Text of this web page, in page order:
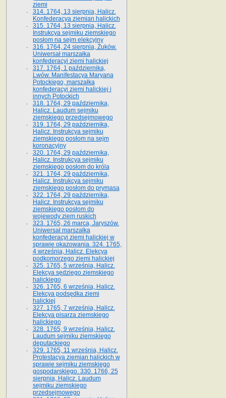
ziemi
314. 1764, 13 sierpnia, Halicz.
Konfederacya ziemian halickich
315. 1764, 13 sierpnia, Halicz.
Instrukcya sejmiku ziemskiego
posłom na sejm elekcyjny
316. 1764, 24 sierpnia, Żuków.
Uniwersał marszałka
konfederacyi ziemi halickiej
317. 1764, 1 października,
Lwów. Manifestacya Maryana
Potockiego, marszałka
konfederacyi ziemi halickiej i
innych Potockich
318. 1764, 29 października,
Halicz. Laudum sejmiku
ziemskiego przedsejmowego
319. 1764, 29 października,
Halicz. Instrukcya sejmiku
ziemskiego posłom na sejm
koronacyjny
320. 1764, 29 października,
Halicz. Instrukcya sejmiku
ziemskiego posłom do króla
321. 1764, 29 października,
Halicz. Instrukcya sejmiku
ziemskiego posłom do prymasa
322. 1764, 29 października,
Halicz. Instrukcya sejmiku
ziemskiego posłom do
wojewody ziem ruskich
323. 1765, 26 marca, Jaryszów.
Uniwersał marszałka
konfederacyi ziemi halickiej w
sprawie okazowania. 324. 1765,
4 września, Halicz. Elekcya
podkomorzego ziemi halickiej
325. 1765, 5 września, Halicz.
Elekcya sędziego ziemskiego
halickiego
326. 1765, 6 września, Halicz.
Elekcya podsędka ziemi
halickiej
327. 1765, 7 września, Halicz.
Elekcya pisarza ziemskiego
halickiego
328. 1765, 9 września, Halicz.
Laudum sejmiku ziemskiego
deputackiego
329. 1765, 11 września, Halicz.
Protestacya ziemian halickich w
sprawie sejmiku ziemskiego
gospodarskiego. 330. 1766, 25
sierpnia, Halicz. Laudum
sejmiku ziemskiego
przedsejmowego